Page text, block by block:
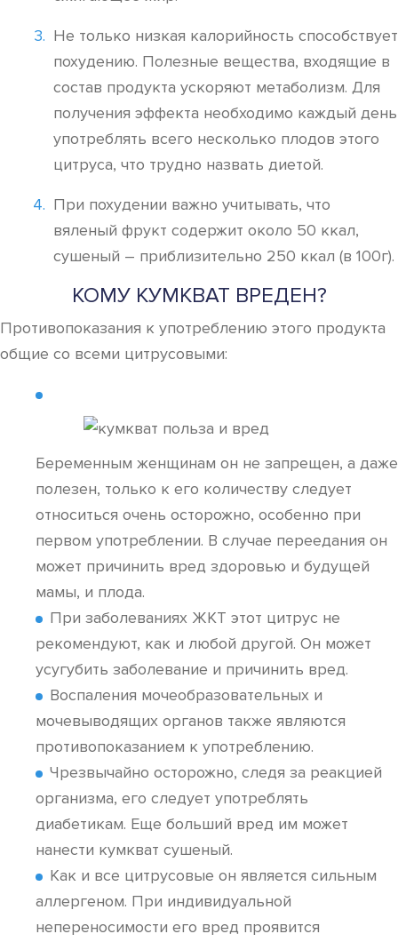
Не только низкая калорийность способствует
похудению. Полезные вещества, входящие в
состав продукта ускоряют метаболизм. Для
получения эффекта необходимо каждый день
употреблять всего несколько плодов этого
цитруса, что трудно назвать диетой.
При похудении важно учитывать, что
вяленый фрукт содержит около 50 ккал,
сушеный – приблизительно 250 ккал (в 100г).
КОМУ КУМКВАТ ВРЕДЕН?
Противопоказания к употреблению этого продукта
общие со всеми цитрусовыми:
Беременным женщинам он не запрещен, а даже
полезен, только к его количеству следует
относиться очень осторожно, особенно при
первом употреблении. В случае переедания он
может причинить вред здоровью и будущей
мамы, и плода.
При заболеваниях ЖКТ этот цитрус не
рекомендуют, как и любой другой. Он может
усугубить заболевание и причинить вред.
Воспаления мочеобразовательных и
мочевыводящих органов также являются
противопоказанием к употреблению.
Чрезвычайно осторожно, следя за реакцией
организма, его следует употреблять
диабетикам. Еще больший вред им может
нанести кумкват сушеный.
Как и все цитрусовые он является сильным
аллергеном. При индивидуальной
непереносимости его вред проявится